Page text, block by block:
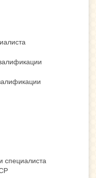
специалиста